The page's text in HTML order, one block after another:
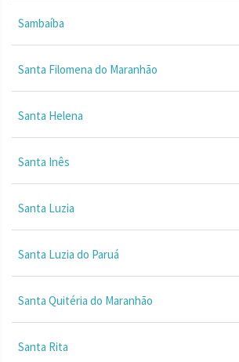
Sambaíba
Santa Filomena do Maranhão
Santa Helena
Santa Inês
Santa Luzia
Santa Luzia do Paruá
Santa Quitéria do Maranhão
Santa Rita